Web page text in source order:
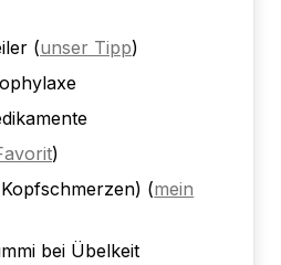
(unser Tipp)
)
(mein
bei Übelkeit